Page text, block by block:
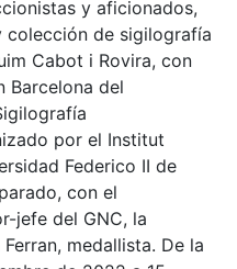
y aficionados,
colección de sigilografía
Cabot i Rovira, con
Barcelona del
por el Institut
Federico II de
con el
jefe del GNC, la
medallista. De la